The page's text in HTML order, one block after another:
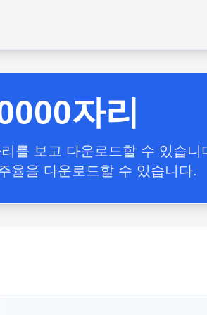
자리
를 보고 다운로드할 수 있습
율을 다운로드할 수 있습니다.